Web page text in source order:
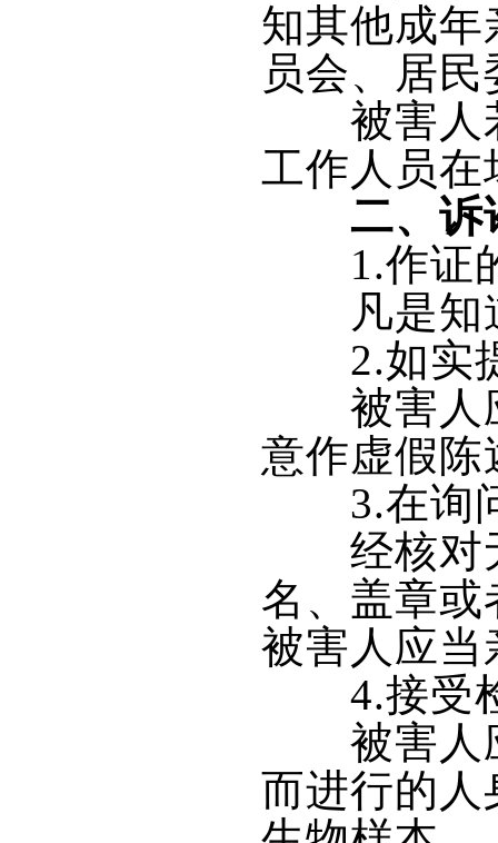
知其他成
员会、居
被害人若
工作人员在
二、诉
1.作证
凡是知道
2.如实提
被害人应
意作虚假陈
3.在询问
经核对无
名、盖章
被害人应当
4.接受
被害人应
而进行的人